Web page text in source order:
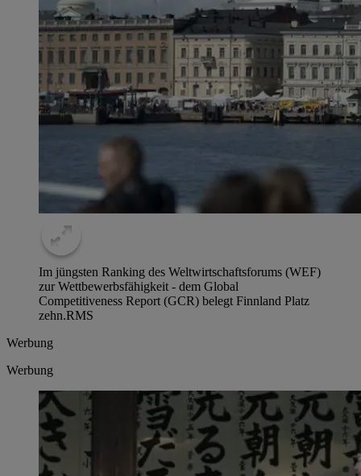
Im jüngsten Ranking des Weltwirtschaftsforums (WEF)
zur Wettbewerbsfähigkeit - dem Global
Competitiveness Report (GCR) belegt Finnland Platz
zehn.RMS
Werbung
Werbung